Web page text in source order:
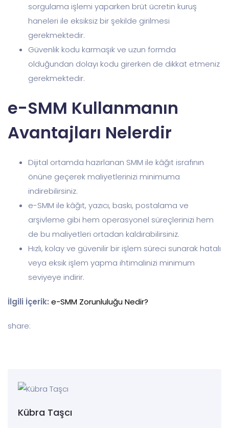
sorgulama işlemi yaparken brüt ücretin kuruş
haneleri ile eksiksiz bir şekilde girilmesi
gerekmektedir.
Güvenlik kodu karmaşık ve uzun formda
olduğundan dolayı kodu girerken de dikkat etmeniz
gerekmektedir.
e-SMM Kullanmanın
Avantajları Nelerdir
Dijital ortamda hazırlanan SMM ile kâğıt israfının
önüne geçerek maliyetlerinizi minimuma
indirebilirsiniz.
e-SMM ile kâğıt, yazıcı, baskı, postalama ve
arşivleme gibi hem operasyonel süreçlerinizi hem
de bu maliyetleri ortadan kaldırabilirsiniz.
Hızlı, kolay ve güvenilir bir işlem süreci sunarak hatalı
veya eksik işlem yapma ihtimalinizi minimum
seviyeye indirir.
İlgili İçerik: e-SMM Zorunluluğu Nedir?
share:
Kübra Taşcı